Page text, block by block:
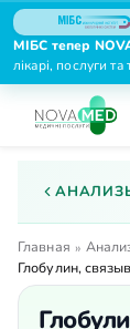
МІБС тепер
лікарі, послуги
Главная »
Глобулин,